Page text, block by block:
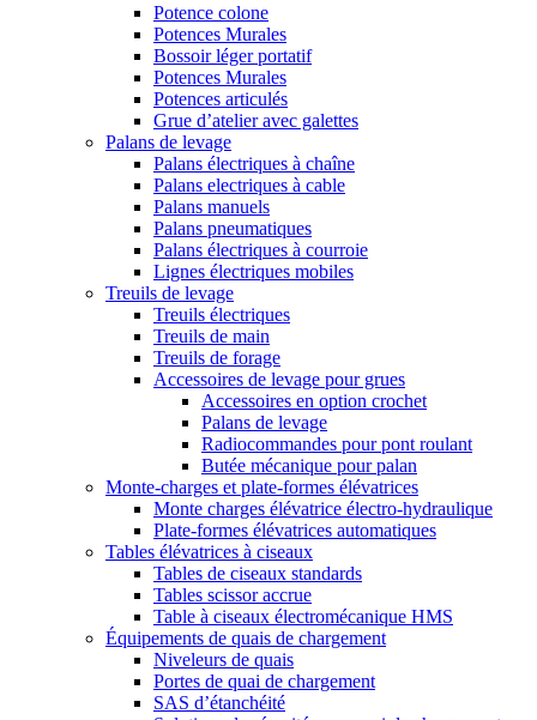
Potence colone
Potences Murales
Bossoir léger portatif
Potences Murales
Potences articulés
Grue d’atelier avec galettes
Palans de levage
Palans électriques à chaîne
Palans electriques à cable
Palans manuels
Palans pneumatiques
Palans électriques à courroie
Lignes électriques mobiles
Treuils de levage
Treuils électriques
Treuils de main
Treuils de forage
Accessoires de levage pour grues
Accessoires en option crochet
Palans de levage
Radiocommandes pour pont roulant
Butée mécanique pour palan
Monte-charges et plate-formes élévatrices
Monte charges élévatrice électro-hydraulique
Plate-formes élévatrices automatiques
Tables élévatrices à ciseaux
Tables de ciseaux standards
Tables scissor accrue
Table à ciseaux électromécanique HMS
Équipements de quais de chargement
Niveleurs de quais
Portes de quai de chargement
SAS d’étanchéité